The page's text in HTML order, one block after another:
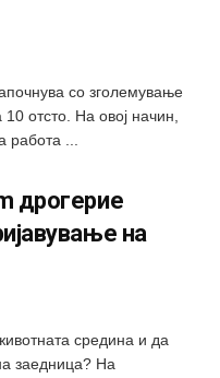
со зголемување
отсто. На овој начин,
работа ...
дрогерие
на
средина и да
заедница? На